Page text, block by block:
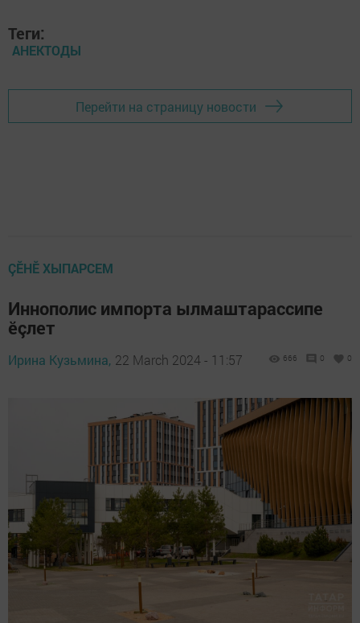
Теги:
АНЕКТОДЫ
Перейти на страницу новости
ÇӖНӖ ХЫПАРСЕМ
Иннополис импорта ылмаштарассипе
ӗçлет
Ирина Кузьмина, 22 March 2024 - 11:57 666 0 0